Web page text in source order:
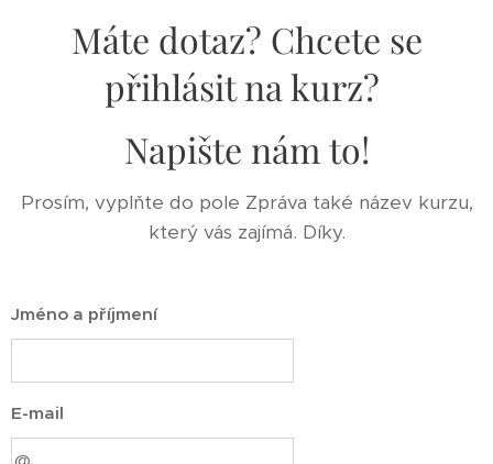
Máte dotaz? Chcete se
přihlásit na kurz?
Napište nám to!
Prosím, vyplňte do pole Zpráva také název kurzu,
který vás zajímá. Díky.
Jméno a příjmení
E-mail